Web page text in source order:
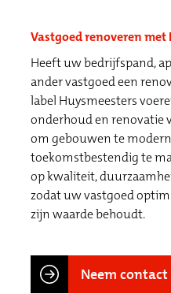
Vastgoed renoveren met
Heeft uw bedrijfspand,
ander vastgoed een
label Huysmeesters
onderhoud en renovatie
om gebouwen te
toekomstbestendig te
op kwaliteit,
zodat uw vastgoed
zijn waarde behoudt.
Neem contact